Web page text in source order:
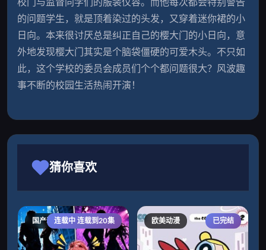
的问题学生，就是顶着染过的头发，又穿着迷你裙的小
日向。本来很讨厌总是纠正自己的樱大门的小日向，意
外地发现樱大门其实是个脑袋僵硬的可爱木头。不只如
此，这个学校的委员会成员们个个都问题很大？风波趣
事不断的校园生活热闹开演！
猜你喜欢
国产动漫连载中 连载到20集 欧美动漫 已完结